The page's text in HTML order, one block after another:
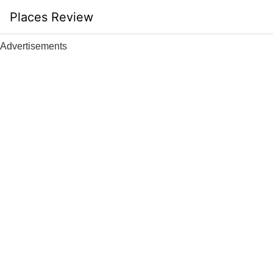
content
Places Review
Advertisements